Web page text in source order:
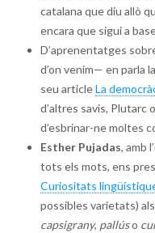
catalana que diu allò
encara que sigui a
D’aprenentatges
d’on venim— en parla
seu articleLa
d’altres savis, Plutarc
d’esbrinar-ne moltes
Esther Pujadas, amb
tots els mots, ens
Curiositats
possibles varietats) als
capsigrany, pallúso